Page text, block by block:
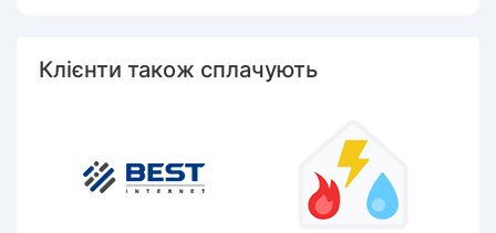
Клієнти також сплачують